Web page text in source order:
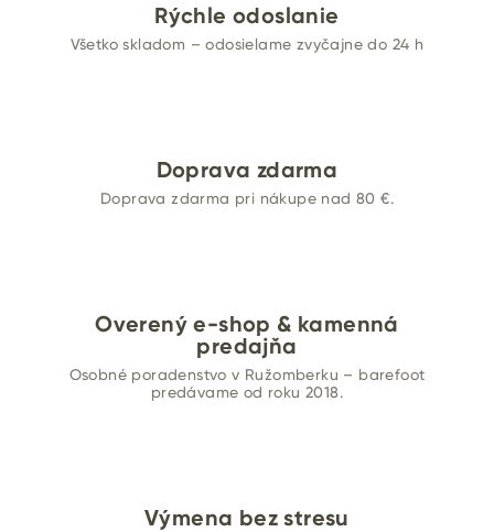
Rýchle odoslanie
Všetko skladom – odosielame zvyčajne do 24 h
Doprava zdarma
Doprava zdarma pri nákupe nad 80 €.
Overený e-shop & kamenná
predajňa
Osobné poradenstvo v Ružomberku – barefoot
predávame od roku 2018.
Výmena bez stresu